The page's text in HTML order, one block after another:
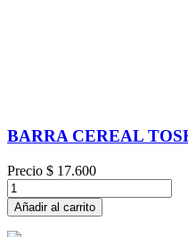
BARRA CEREAL
Precio $ 17.600
Añadir al carrito